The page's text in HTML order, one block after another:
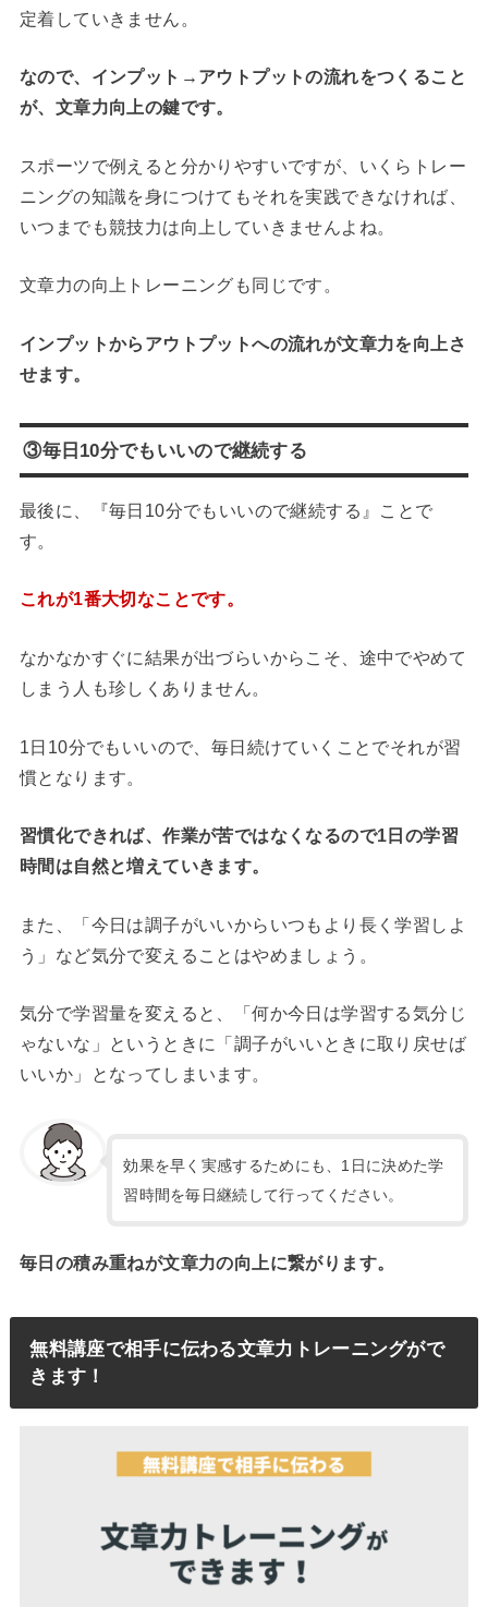
定着していきません。
なので、インプット→アウトプットの流れをつくること
が、文章力向上の鍵です。
スポーツで例えると分かりやすいですが、いくらトレー
ニングの知識を身につけてもそれを実践できなければ、
いつまでも競技力は向上していきませんよね。
文章力の向上トレーニングも同じです。
インプットからアウトプットへの流れが文章力を向上さ
せます。
③毎日10分でもいいので継続する
最後に、『毎日10分でもいいので継続する』ことで
す。
これが1番大切なことです。
なかなかすぐに結果が出づらいからこそ、途中でやめて
しまう人も珍しくありません。
1日10分でもいいので、毎日続けていくことでそれが習
慣となります。
習慣化できれば、作業が苦ではなくなるので1日の学習
時間は自然と増えていきます。
また、「今日は調子がいいからいつもより長く学習しよ
う」など気分で変えることはやめましょう。
気分で学習量を変えると、「何か今日は学習する気分じ
ゃないな」というときに「調子がいいときに取り戻せば
いいか」となってしまいます。
効果を早く実感するためにも、1日に決めた学
習時間を毎日継続して行ってください。
毎日の積み重ねが文章力の向上に繋がります。
無料講座で相手に伝わる文章力トレーニングがで
きます！